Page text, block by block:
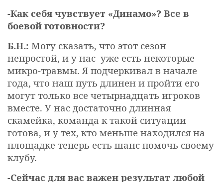
-Как себя чувствует «Динамо»? Все в
боевой готовности?
Б.Н.: Могу сказать, что этот сезон
непростой, и у нас уже есть некоторые
микро-травмы. Я подчеркивал в начале
года, что наш путь длинен и пройти его
могут только все четырнадцать игроков
вместе. У нас достаточно длинная
скамейка, команда к такой ситуации
готова, и у тех, кто меньше находился на
площадке теперь есть шанс помочь своему
клубу.
-Сейчас для вас важен результат любой